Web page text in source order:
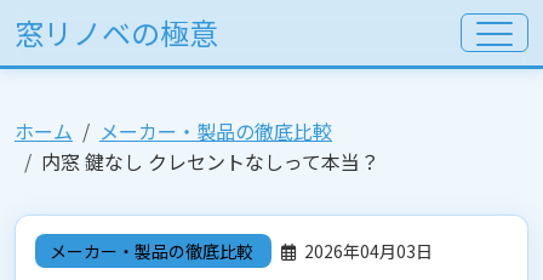
窓リノベの極意
ホーム
メーカー・製品の徹底比較
内窓 鍵なし クレセントなしって本当？
メーカー・製品の徹底比較 2026年04月03日